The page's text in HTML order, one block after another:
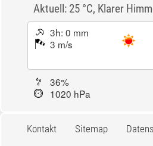
Aktuell: 25 °C, Klarer
3h: 0 mm
3 m/s
36%
1020 hPa
Kontakt Sitemap